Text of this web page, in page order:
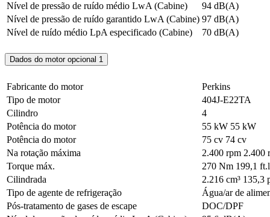
Nível de pressão de ruído médio LwA (Cabine)
94 dB(A)
Nível de pressão de ruído garantido LwA (Cabine) 97 dB(A)
Nível de ruído médio LpA especificado (Cabine)
70 dB(A)
Dados do motor opcional 1
Fabricante do motor
Perkins
Tipo de motor
404J-E22TA
Cilindro
4
Potência do motor
55 kW 55 kW
Potência do motor
75 cv 74 cv
Na rotação máxima
2.400 rpm 2.400
Torque máx.
270 Nm 199,1
Cilindrada
2.216 cm³ 135,3
Tipo de agente de refrigeração
Água/ar de
Pós-tratamento de gases de escape
DOC/DPF